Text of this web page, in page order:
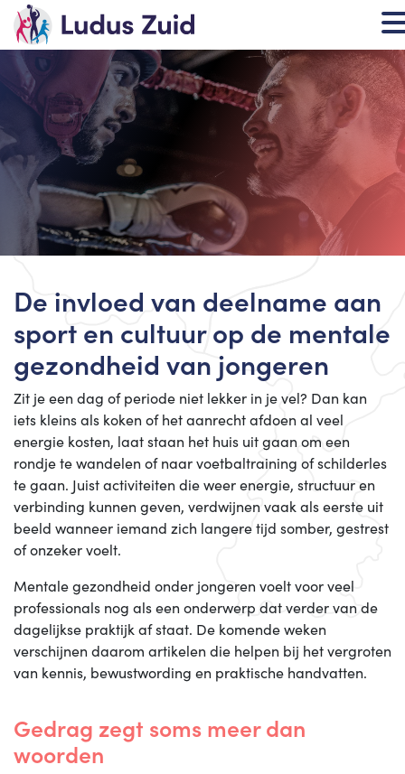
De invloed van deelname aan
sport en cultuur op de mentale
gezondheid van jongeren
Zit je een dag of periode niet lekker in je vel? Dan kan
iets kleins als koken of het aanrecht afdoen al veel
energie kosten, laat staan het huis uit gaan om een
rondje te wandelen of naar voetbaltraining of schilderles
te gaan. Juist activiteiten die weer energie, structuur en
verbinding kunnen geven, verdwijnen vaak als eerste uit
beeld wanneer iemand zich langere tijd somber, gestrest
of onzeker voelt.
Mentale gezondheid onder jongeren voelt voor veel
professionals nog als een onderwerp dat verder van de
dagelijkse praktijk af staat. De komende weken
verschijnen daarom artikelen die helpen bij het vergroten
van kennis, bewustwording en praktische handvatten.
Gedrag zegt soms meer dan
woorden